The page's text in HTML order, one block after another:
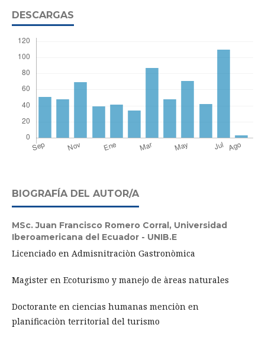
DESCARGAS
BIOGRAFÍA DEL AUTOR/A
MSc. Juan Francisco Romero Corral, Universidad
Iberoamericana del Ecuador - UNIB.E
Licenciado en Admisnitraciòn Gastronòmica
Magister en Ecoturismo y manejo de àreas naturales
Doctorante en ciencias humanas menciòn en
planificaciòn territorial del turismo